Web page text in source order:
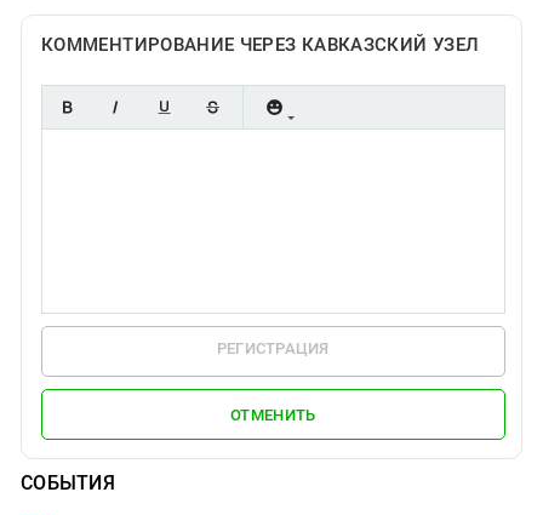
КОММЕНТИРОВАНИЕ ЧЕРЕЗ КАВКАЗСКИЙ УЗЕЛ
РЕГИСТРАЦИЯ
ОТМЕНИТЬ
СОБЫТИЯ